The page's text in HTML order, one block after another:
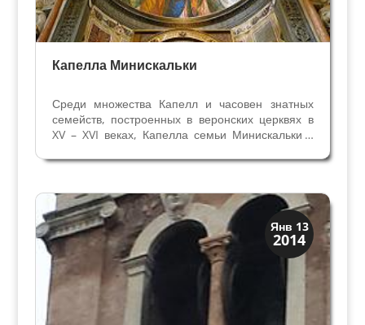
Капелла Минискальки
Среди множества Капелл и часовен знатных
семейств, построенных в веронских церквях в
XV – XVI веках, Капелла семьи Минискальки в
грандиозной архитектурой, скульптурой и
Четвёртый алтарь...
Янв 13
2014
Верона
Веронцы